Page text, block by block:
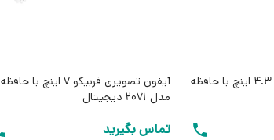
آیفون تصویری فربیکو 4.3 اینچ با حافظه
آیفون تصویری فربیکو 7 اینچ با حافظه
مدل 2071 دیجیتال
تماس بگیرید